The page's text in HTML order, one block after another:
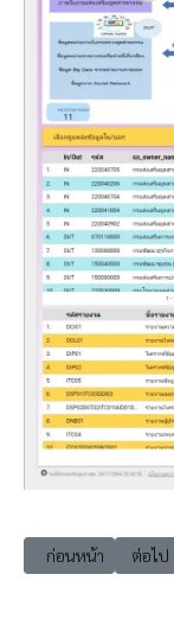
เนื้อหาก่อนหน้า:
ก่อนหน้า เนื้อห
ต่อไป